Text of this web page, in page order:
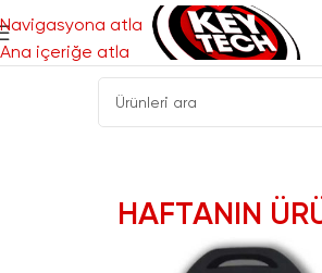
Navigasyona atla
Ana içeriğe atla
HAFTANIN